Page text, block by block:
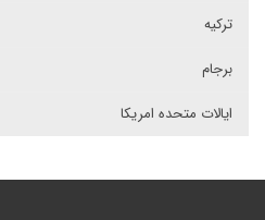
ترکیه
برجام
ایالات متحده امریکا